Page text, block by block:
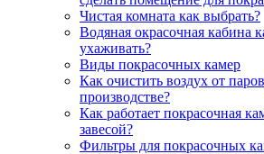
Чистая комната как выбрать?
Водяная окрасочная кабина
ухаживать?
Виды покрасочных камер
Как очистить воздух от
производстве?
Как работает покрасочная
завесой?
Фильтры для покрасочных